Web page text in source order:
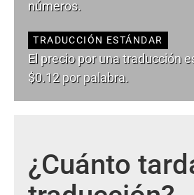
números.
TRADUCCIÓN ESTÁNDAR
El precio por una traducción
$0.12 por palabra.
¿Cuánto